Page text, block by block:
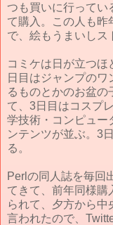
つも買いに行ってい
て購入。この人も昨
で、絵もうまいしス
コミケは日が立つほ
日目はジャンプの
るものとかのお盆の
て、3日目はコスプ
学技術・コンピュー
ンテンツが並ぶ。3
る。
Perlの同人誌を毎回
てきて、前年同様購
られて、夕方から中
言われたので、